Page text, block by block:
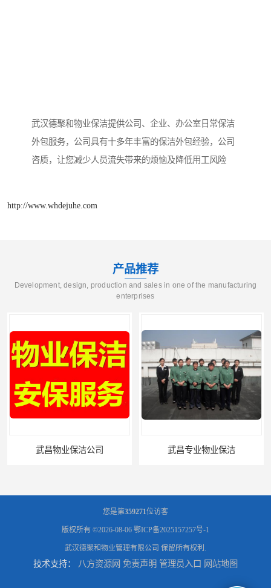
武汉德聚和物业保洁提供公司、企业、办公室日常保洁
外包服务，公司具有十多年丰富的保洁外包经验，公司
咨质，让您减少人员流失带来的烦恼及降低用工风险
http://www.whdejuhe.com
产品推荐
Development, design, production and sales in one of the manufacturing
enterprises
武昌物业保洁公司 武昌专业物业保洁
您是第359271位访客
版权所有 ©2026-08-06 鄂ICP备2025157257号-1
武汉德聚和物业管理有限公司 保留所有权利.
技术支持： 八方资源网 免责声明 管理员入口 网站地图